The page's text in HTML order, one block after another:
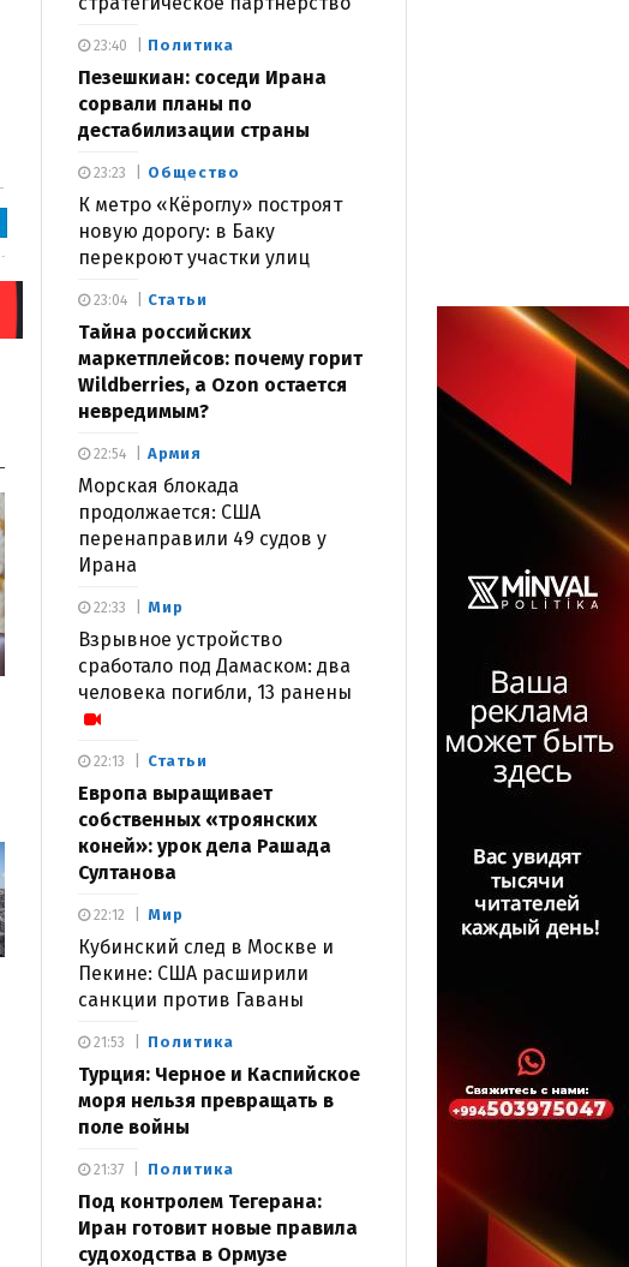
Политика
Пезешкиан: соседи Ирана
сорвали планы по
дестабилизации страны
23:40
Общество
К метро «Кёроглу» построят
новую дорогу: в Баку
перекроют участки улиц
23:23
Статьи
Тайна российских
маркетплейсов: почему горит
Wildberries, а Ozon остается
невредимым?
23:04
Армия
Морская блокада
продолжается: США
перенаправили 49 судов у
Ирана
22:54
Мир
Взрывное устройство
сработало под Дамаском: два
человека погибли, 13 ранены
22:33
Статьи
Европа выращивает
собственных «троянских
коней»: урок дела Рашада
Султанова
22:13
Мир
Кубинский след в Москве и
Пекине: США расширили
санкции против Гаваны
22:12
Политика
Турция: Черное и Каспийское
моря нельзя превращать в
поле войны
21:53
Политика
Под контролем Тегерана:
Иран готовит новые правила
судоходства в Ормузе
21:37